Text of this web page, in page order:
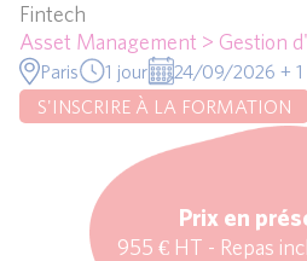
Fintech
Asset Management > Gestion
Paris 1 jour
24/09/2026 + 1
S'INSCRIRE À LA FORMATION
Prix en
955 € HT - Repas